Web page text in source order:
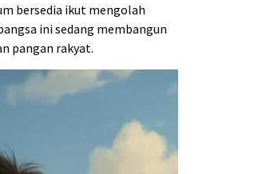
bersedia ikut mengolah
ini sedang membangun
pangan rakyat.